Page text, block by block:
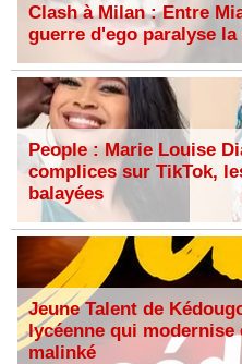
Clash à Milan : Entre
guerre d'ego paralyse la
People : Marie Louise
complices sur TikTok,
balayées
Jeune Talent de
lycéenne qui
malinké